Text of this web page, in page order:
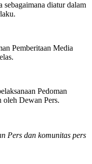
diatur dalam
Pemberitaan Media
Pedoman
oleh Dewan Pers.
Pers dan komunitas pers